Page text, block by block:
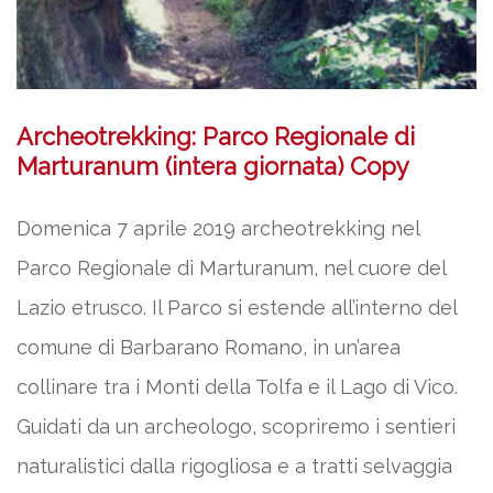
Archeotrekking: Parco Regionale di
Marturanum (intera giornata) Copy
Domenica 7 aprile 2019 archeotrekking nel
Parco Regionale di Marturanum, nel cuore del
Lazio etrusco. Il Parco si estende all’interno del
comune di Barbarano Romano, in un’area
collinare tra i Monti della Tolfa e il Lago di Vico.
Guidati da un archeologo, scopriremo i sentieri
naturalistici dalla rigogliosa e a tratti selvaggia